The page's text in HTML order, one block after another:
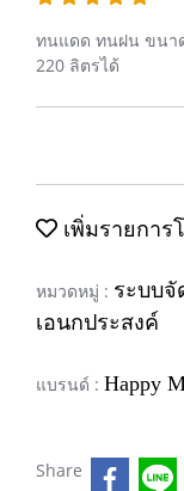
ทนแดด ทนฝน ขนา
220 ลิตรได้
เพิ่มรายการ
หมวดหมู่ : ระบบจั
เอนกประสงค์
แบรนด์ : Happy
Share